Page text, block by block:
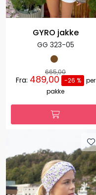
GYRO jakke
GG 323-05
665,00
Fra: 489,00 -26 %
per
pakke